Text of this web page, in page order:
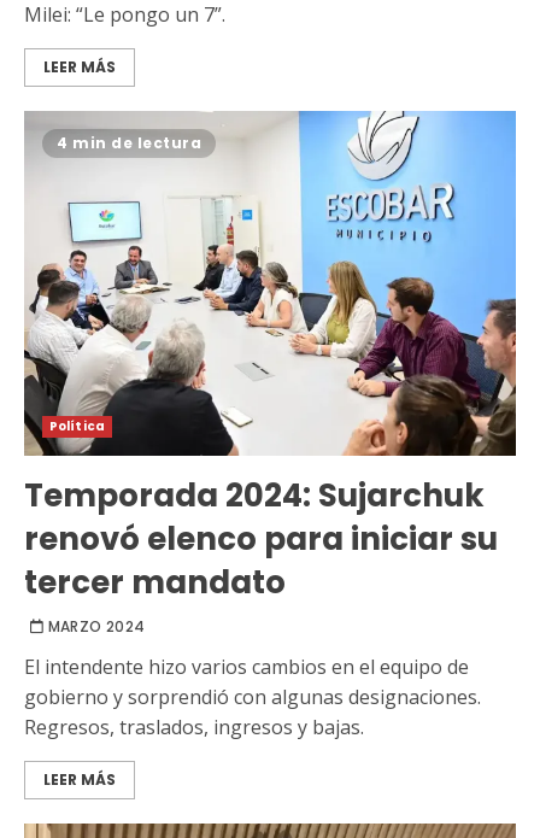
Milei: “Le pongo un 7”.
LEER MÁS
4 min de lectura
Política
Temporada 2024: Sujarchuk
renovó elenco para iniciar su
tercer mandato
MARZO 2024
El intendente hizo varios cambios en el equipo de
gobierno y sorprendió con algunas designaciones.
Regresos, traslados, ingresos y bajas.
LEER MÁS